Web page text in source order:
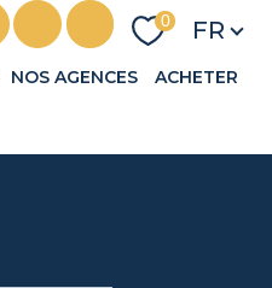
0 FR
NOS AGENCES ACHETER